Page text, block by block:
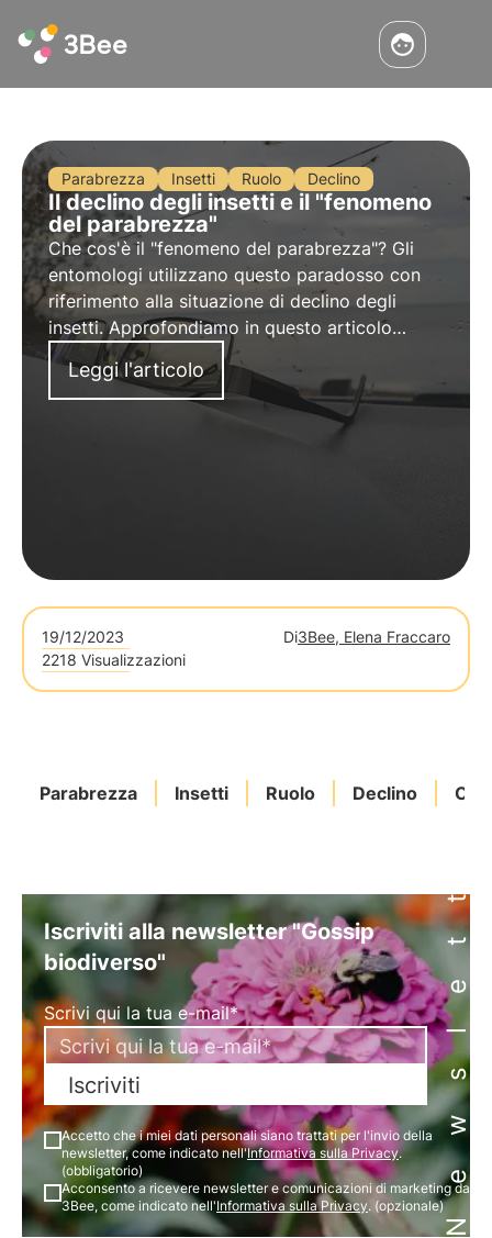
Parabrezza Insetti Ruolo Declino
Il declino degli insetti e il "fenomeno
del parabrezza"
Che cos'è il "fenomeno del parabrezza"? Gli
entomologi utilizzano questo paradosso con
riferimento alla situazione di declino degli
insetti. Approfondiamo in questo articolo
perché avere il parabrezza delle nostre auto
pulito rappresenta un campanello d'allarme da
non sottovalutare.
Leggi l'articolo
19/12/2023 Di3Bee, Elena Fraccaro
2218 Visualizzazioni
Parabrezza Insetti Ruolo Declino Newsletter
Iscriviti alla newsletter "Gossip
biodiverso"
Scrivi qui la tua e-mail*
Iscriviti
Accetto che i miei dati personali siano trattati per l'invio della
newsletter, come indicato nell'Informativa sulla Privacy.
(obbligatorio)
Acconsento a ricevere newsletter e comunicazioni di marketing da
3Bee, come indicato nell'Informativa sulla Privacy. (opzionale)